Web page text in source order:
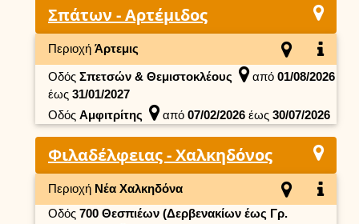
Σπάτων - Αρτέμιδος
Περιοχή Άρτεμις
Οδός Σπετσών & Θεμιστοκλέους από 01/08/2026
έως 31/01/2027
Οδός Αμφιτρίτης από 07/02/2026 έως 30/07/2026
Φιλαδέλφειας - Χαλκηδόνος
Περιοχή Νέα Χαλκηδόνα
Οδός 700 Θεσπιέων (Δερβενακίων έως Γρ.